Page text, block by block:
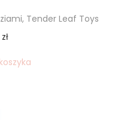
Tender Leaf Toys
zł